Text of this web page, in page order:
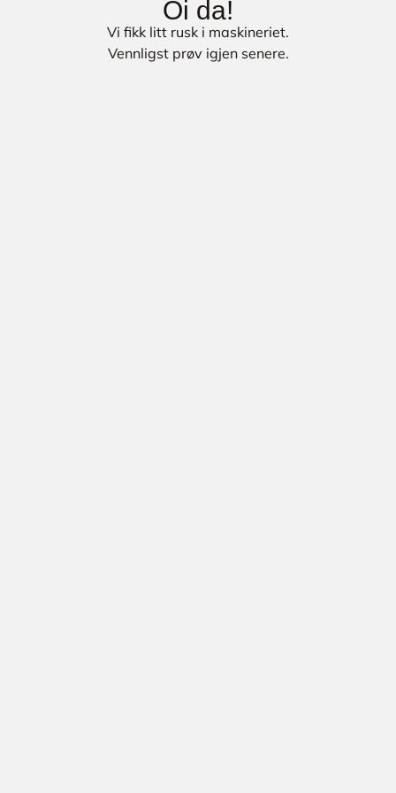
Oi da!
Vi fikk litt rusk i maskineriet.
Vennligst prøv igjen senere.